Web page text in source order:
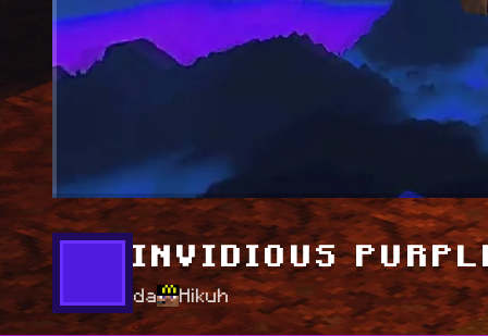
INVIDIOUS
da Hikuh